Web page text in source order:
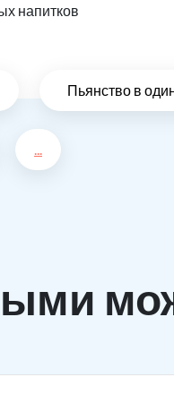
напитков
Пьянство в
...